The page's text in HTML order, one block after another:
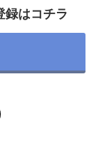
録はコチラ